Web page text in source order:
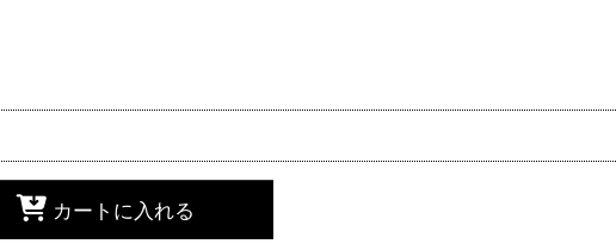
カートに入れる